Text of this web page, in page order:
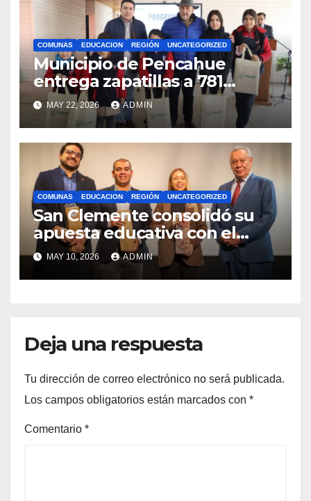
COMUNAS EDUCACION REGIÓN UNCATEGORIZED
Municipio de Pencahue
entrega zapatillas a 781
estudiantes con recursos del
Royalty Minero
MAY 22, 2026 ADMIN
COMUNAS EDUCACION REGIÓN UNCATEGORIZED
San Clemente consolidó su
apuesta educativa con el
lanzamiento del
Preuniversitario Brotes 2026
MAY 10, 2026 ADMIN
Deja una respuesta
Tu dirección de correo electrónico no será publicada.
Los campos obligatorios están marcados con *
Comentario *